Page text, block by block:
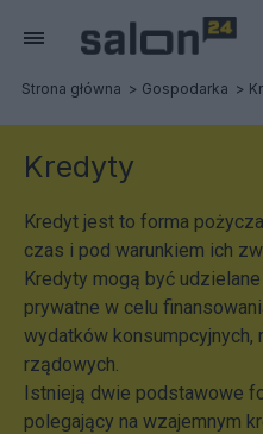
Strona główna Gospodarka
Kredyty
Kredyt jest to forma
czas i pod warunkiem ich
Kredyty mogą być
prywatne w celu
wydatków konsumpcyjnych,
rządowych.
Istnieją dwie podstawowe
polegający na wzajemnym